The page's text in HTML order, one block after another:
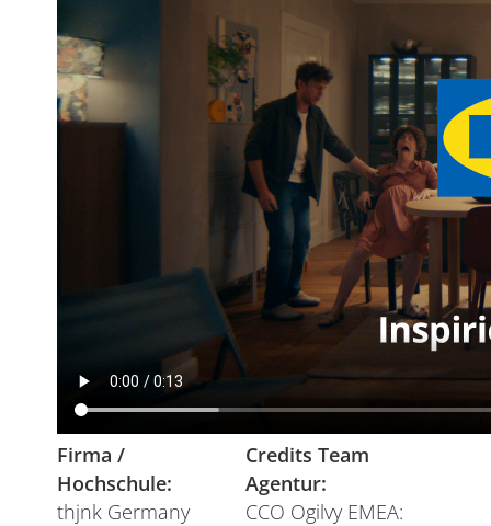
Firma /
Hochschule:
thjnk Germany
Credits Team
Agentur:
CCO Ogilvy EMEA: